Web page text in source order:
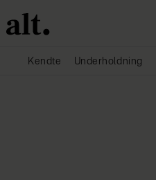
Kendte Underholdning